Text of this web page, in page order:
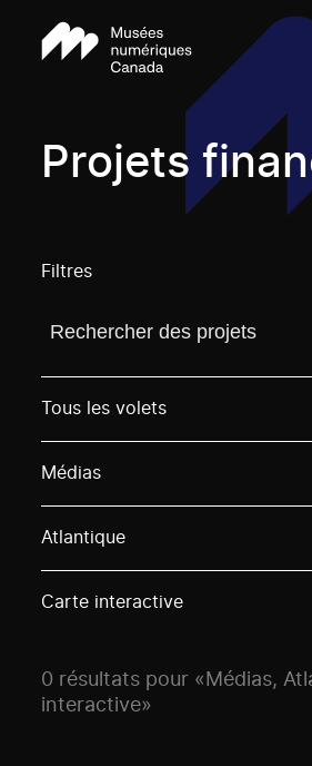
Projets
Filtres
Trouvez un projetVous devez
Tous les volets
Médias
Atlantique
Carte interactive
0 résultats pour «Médias,
interactive»